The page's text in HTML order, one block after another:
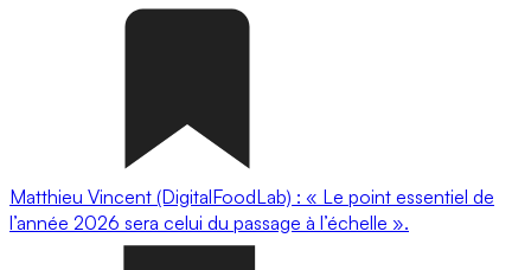
Matthieu Vincent (DigitalFoodLab) : « Le point essentiel de
l’année 2026 sera celui du passage à l’échelle ».